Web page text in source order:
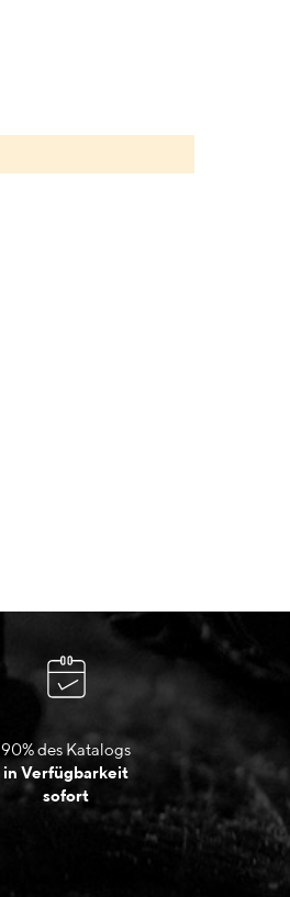
90% des Katalogs
in Verfügbarkeit
sofort